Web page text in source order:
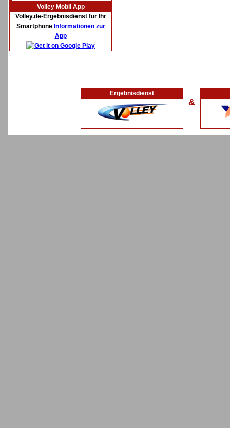
Volley Mobil App
Volley.de-Ergebnisdienst für Ihr
Smartphone Informationen zur
App
Ergebnisdienst
&